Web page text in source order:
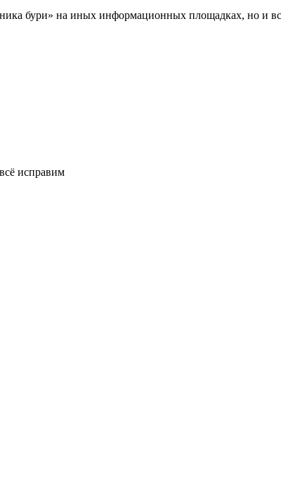
бури» на иных информационных площадках, но и
исправим